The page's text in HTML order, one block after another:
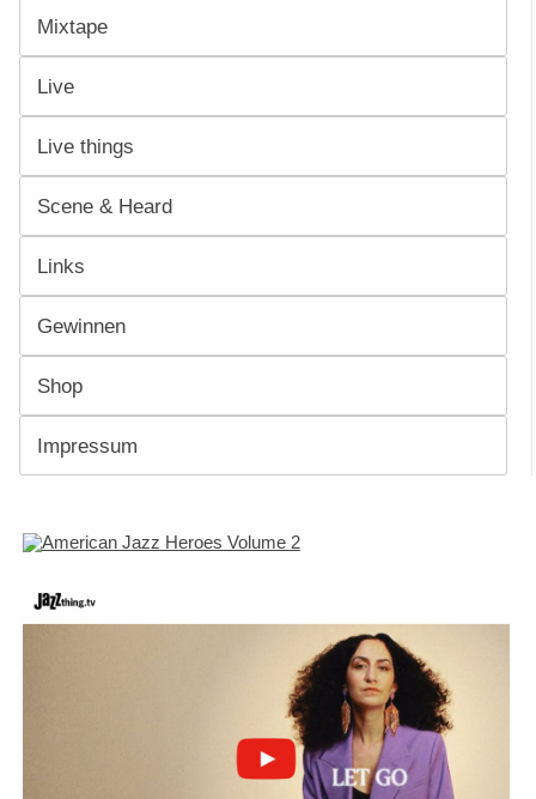
Mixtape
Live
Live things
Scene & Heard
Links
Gewinnen
Shop
Impressum